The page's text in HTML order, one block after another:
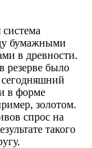
бумажными
в древности.
резерве было
сегодняшний
в форме
золотом.
спрос на
такого